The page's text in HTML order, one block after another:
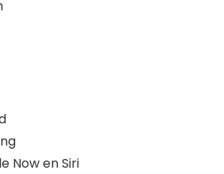
Now en Siri